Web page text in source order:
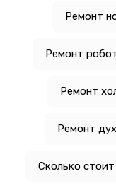
Ремонт
Ремонт
Ремонт
Ремонт
Сколько